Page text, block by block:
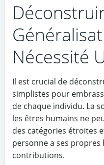
Nécessité
Il est crucial de
simplistes pour
de chaque individu. La
les êtres humains ne
des catégories étroites
personne a ses
contributions.